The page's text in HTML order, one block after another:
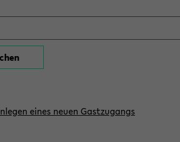
eines neuen Gastzugangs